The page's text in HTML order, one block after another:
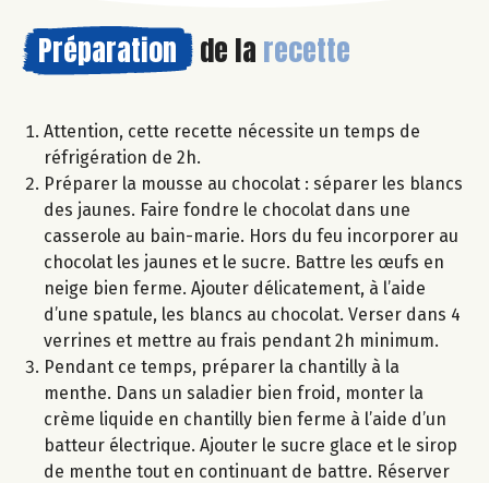
Préparation de la recette
Attention, cette recette nécessite un temps de
réfrigération de 2h.
Préparer la mousse au chocolat : séparer les blancs
des jaunes. Faire fondre le chocolat dans une
casserole au bain-marie. Hors du feu incorporer au
chocolat les jaunes et le sucre. Battre les œufs en
neige bien ferme. Ajouter délicatement, à l’aide
d’une spatule, les blancs au chocolat. Verser dans 4
verrines et mettre au frais pendant 2h minimum.
Pendant ce temps, préparer la chantilly à la
menthe. Dans un saladier bien froid, monter la
crème liquide en chantilly bien ferme à l’aide d’un
batteur électrique. Ajouter le sucre glace et le sirop
de menthe tout en continuant de battre. Réserver